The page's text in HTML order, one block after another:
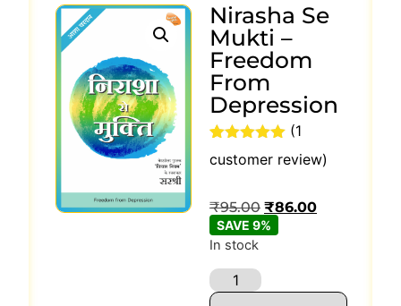
Nirasha Se
Mukti –
Freedom
From
Depression
Rated
out of 5
rating
(1
customer review)
₹95.00 ₹86.00
SAVE 9%
In stock